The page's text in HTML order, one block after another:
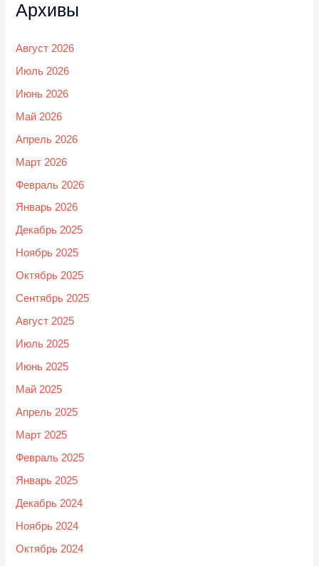
Архивы
Август 2026
Июль 2026
Июнь 2026
Май 2026
Апрель 2026
Март 2026
Февраль 2026
Январь 2026
Декабрь 2025
Ноябрь 2025
Октябрь 2025
Сентябрь 2025
Август 2025
Июль 2025
Июнь 2025
Май 2025
Апрель 2025
Март 2025
Февраль 2025
Январь 2025
Декабрь 2024
Ноябрь 2024
Октябрь 2024